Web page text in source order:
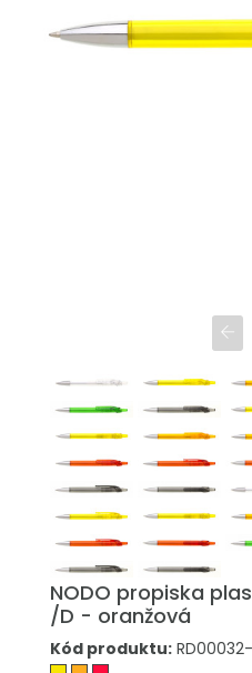
NODO propiska
/D - oranžová
Kód produktu: